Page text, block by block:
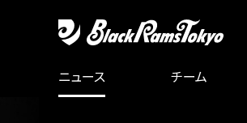
ニュース チーム